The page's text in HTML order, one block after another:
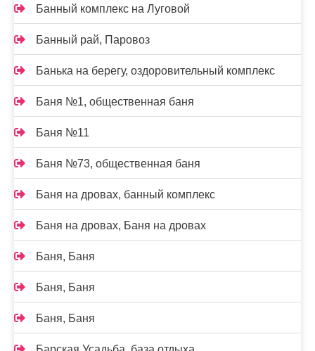
Банный комплекс на Луговой
Банный рай, Паровоз
Банька на берегу, оздоровительный комплекс
Баня №1, общественная баня
Баня №11
Баня №73, общественная баня
Баня на дровах, банный комплекс
Баня на дровах, Баня на дровах
Баня, Баня
Баня, Баня
Баня, Баня